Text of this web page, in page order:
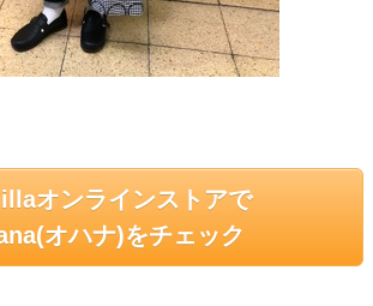
オンラインストアで
オハナ)をチェック